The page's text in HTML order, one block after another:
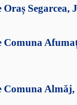
Oraș Segarcea,
Comuna
Comuna